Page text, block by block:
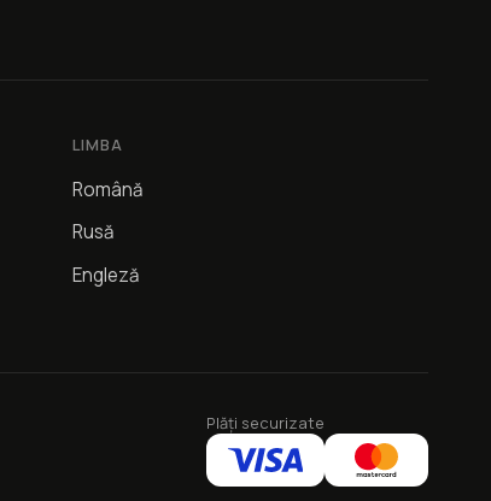
LIMBA
Română
Rusă
Engleză
Plăți securizate